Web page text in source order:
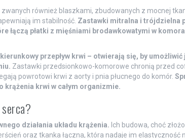
również blaszkami, zbudowanych z mocnej
im stabilność. Zastawki mitralna i trójdzielna
łączą płatki z mięśniami brodawkowatymi w
przepływ krwi – otwierają się, by umożliwić
Zastawki przedsionkowo-komorowe chronią przed
powrotowi krwi z aorty i pnia płucnego do komór.
krążenia krwi w całym organizmie.
działania układu krążenia. Ich budowa, choć
oraz tkanka łączna, która nadaje im elastyczność